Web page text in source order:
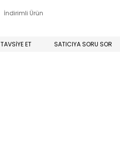
İndirimli Ürün
TAVSIYE ET SATICIYA SORU SOR